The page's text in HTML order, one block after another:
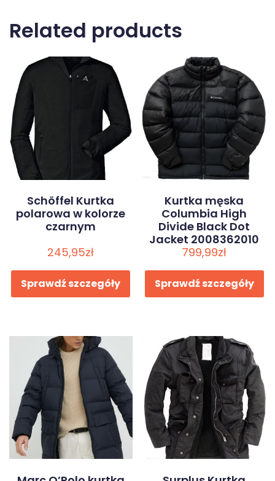
Related products
Schöffel Kurtka
polarowa w kolorze
czarnym
245,95zł
Sprawdź szczegóły
Kurtka męska
Columbia High
Divide Black Dot
Jacket 2008362010
Rozmiar: XL
799,99zł
Sprawdź szczegóły